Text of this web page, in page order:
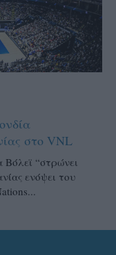
στο VNL
“στρώνει
ενόψει του